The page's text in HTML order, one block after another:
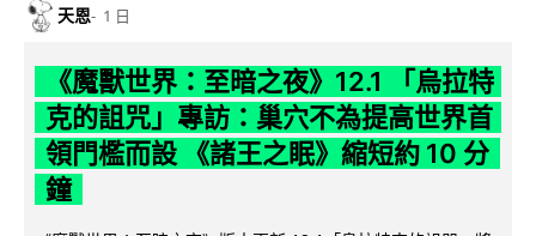
天恩 1 日
《魔獸世界：至暗之夜》12.1 「烏拉特
克的詛咒」專訪：巢穴不為提高世界首
領門檻而設 《諸王之眠》縮短約 10 分
鐘